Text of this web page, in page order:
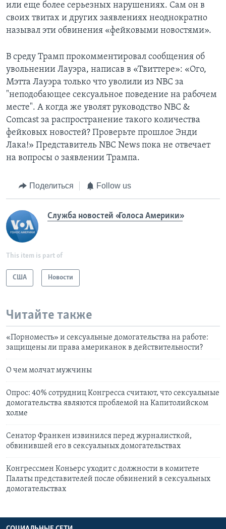
или еще более серьезных нарушениях. Сам он в
своих твитах и других заявлениях неоднократно
называл эти обвинения «фейковыми новостями».
В среду Трамп прокомментировал сообщения об
увольнении Лауэра, написав в «Твиттере»: «Ого,
Мэтта Лауэра только что уволили из NBC за
"неподобающее сексуальное поведение на рабочем
месте". А когда же уволят руководство NBC &
Comcast за распространение такого количества
фейковых новостей? Проверьте прошлое Энди
Лака!» Представитель NBC News пока не отвечает
на вопросы о заявлении Трампа.
Поделиться Follow us
Служба новостей «Голоса Америки»
This item is part of
США Новости
Читайте также
«Порноместь» и сексуальные домогательства на работе:
защищены ли права американок в действительности?
О чем молчат мужчины
Опрос: 40% сотрудниц Конгресса считают, что сексуальные
домогательства являются проблемой на Капитолийском
холме
Сенатор Франкен извинился перед журналисткой,
обвинившей его в сексуальных домогательствах
Конгрессмен Коньерс уходит с должности в комитете
Палаты представителей после обвинений в сексуальных
домогательствах